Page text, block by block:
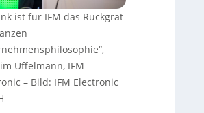
ist für IFM das Rückgrat
Uffelmann, IFM
– Bild: IFM Electronic